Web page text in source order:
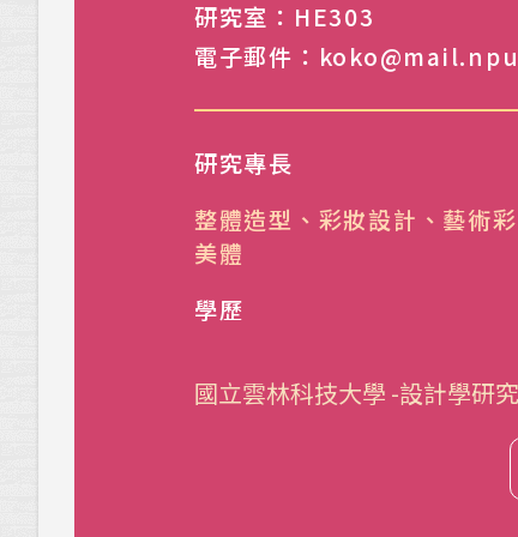
研究室：HE303
電子郵件：
研究專長
整體造型、彩妝設計、藝術
美體
學歷
國立雲林科技大學 -設計學研